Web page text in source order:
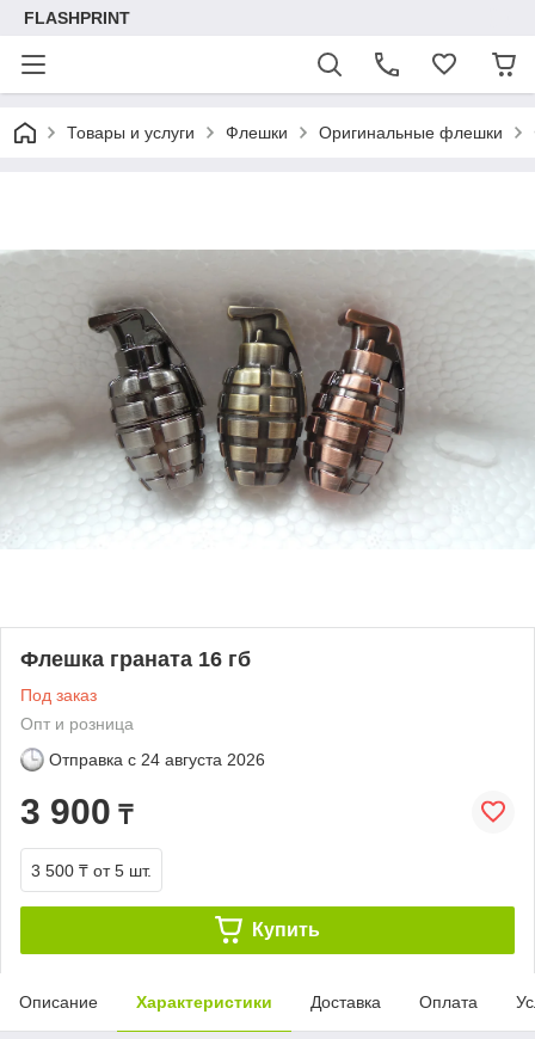
FLASHPRINT
Товары и услуги Флешки Оригинальные флешки
Флешка граната 16 гб
Под заказ
Опт и розница
Отправка с 24 августа 2026
3 900 ₸
3 500 ₸ от 5 шт.
Купить
Описание Характеристики Доставка Оплата